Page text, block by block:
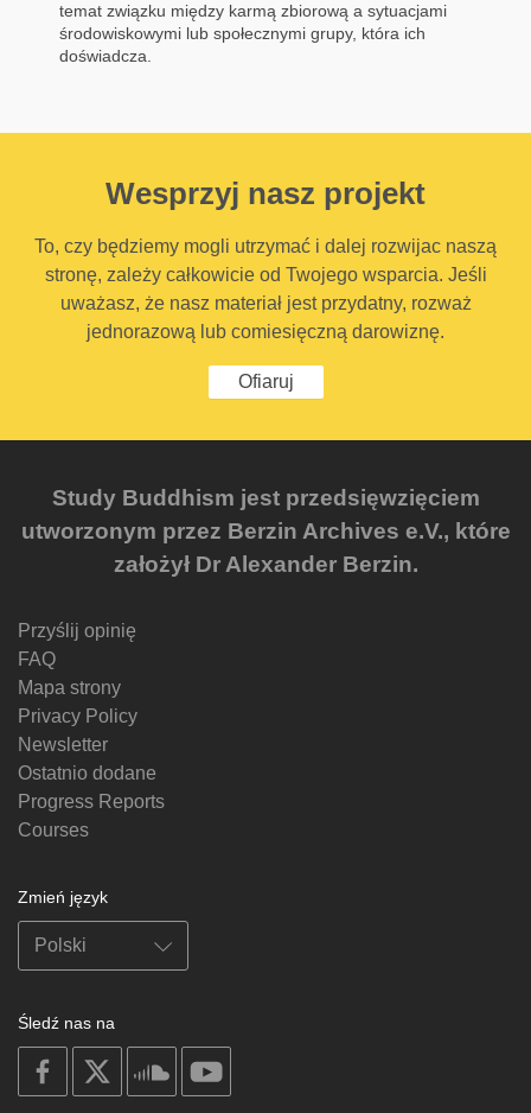
temat związku między karmą zbiorową a sytuacjami
środowiskowymi lub społecznymi grupy, która ich
doświadcza.
Wesprzyj nasz projekt
To, czy będziemy mogli utrzymać i dalej rozwijac naszą
stronę, zależy całkowicie od Twojego wsparcia. Jeśli
uważasz, że nasz materiał jest przydatny, rozważ
jednorazową lub comiesięczną darowiznę.
Ofiaruj
Study Buddhism jest przedsięwzięciem
utworzonym przez Berzin Archives e.V., które
założył Dr Alexander Berzin.
Przyślij opinię
FAQ
Mapa strony
Privacy Policy
Newsletter
Ostatnio dodane
Progress Reports
Courses
Zmień język
Śledź nas na
on
facebook
soundcloud